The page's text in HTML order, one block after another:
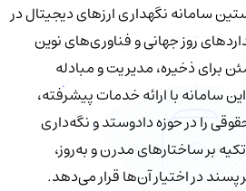
سامانه نگهداری ارزهای دیجیتال در
روز جهانی و فناوری‌های نوین
برای ذخیره، مدیریت و مبادله
سامانه با ارائه خدمات پیشرفته،
را در حوزه دادوستد و نگه‌داری
بر ساختارهای مدرن و به‌روز،
در اختیار آن‌ها قرار می‌دهد.